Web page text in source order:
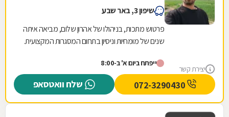
יצירת קשר
שיפון 3, באר שבע
פרטוש מתכות, בניהולו של אהרון שלום, מביאה איתה
שנים של מומחיות וניסיון בתחום המסגרות המקצועית.
ייפתח ביום א' ב-8:00
שלח וואטסאפ